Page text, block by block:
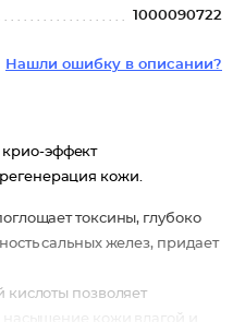
1000090722
Нашли ошибку в описании?
эффект
кожи.
токсины, глубоко
сальных желез, придает
кислоты позволяет